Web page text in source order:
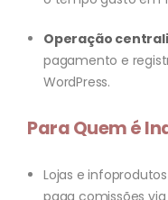
Operação
pagamento e
WordPress.
Para Quem é
Lojas e